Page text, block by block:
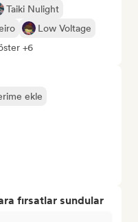
Taiki Nulight
Low Voltage
+6
ekle
fırsatlar sundular